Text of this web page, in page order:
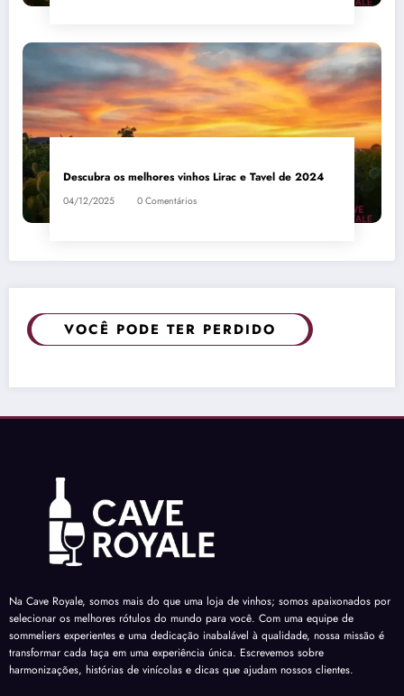
Descubra os melhores vinhos Lirac e Tavel de 2024
04/12/2025 0 Comentários
VOCÊ PODE TER PERDIDO
Na Cave Royale, somos mais do que uma loja de vinhos; somos apaixonados por
selecionar os melhores rótulos do mundo para você. Com uma equipe de
sommeliers experientes e uma dedicação inabalável à qualidade, nossa missão é
transformar cada taça em uma experiência única. Escrevemos sobre
harmonizações, histórias de vinícolas e dicas que ajudam nossos clientes.